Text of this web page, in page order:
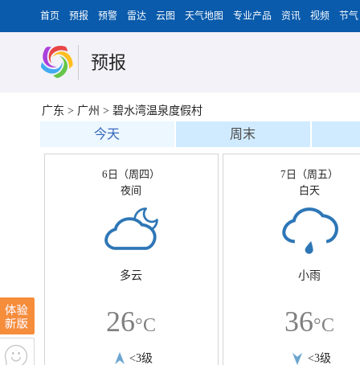
首页 预报 预警 雷达 云图 天气地图 专业产品 资讯 视频 节气
预报
广东 > 广州 > 碧水湾温泉度假村
今天 周末
6日（周四）
夜间
多云
26°C
<3级
7日（周五）
白天
小雨
36°C
<3级